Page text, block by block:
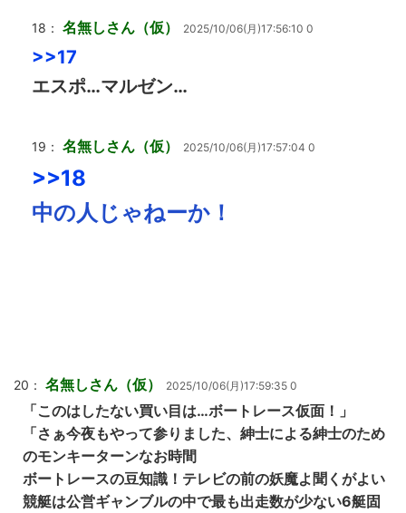
18： 名無しさん（仮） 2025/10/06(月)17:56:10 0
>>17
エスポ…マルゼン…
19： 名無しさん（仮） 2025/10/06(月)17:57:04 0
>>18
中の人じゃねーか！
20： 名無しさん（仮） 2025/10/06(月)17:59:35 0
「このはしたない買い目は…ボートレース仮面！」
「さぁ今夜もやって参りました、紳士による紳士のため
のモンキーターンなお時間
ボートレースの豆知識！テレビの前の妖魔よ聞くがよい
競艇は公営ギャンブルの中で最も出走数が少ない6艇固